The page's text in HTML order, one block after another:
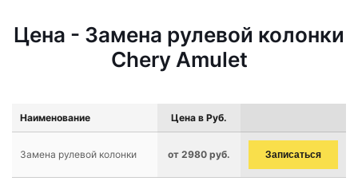
Цена - Замена рулевой колонки
Chery Amulet
Наименование Цена в Руб.
Замена рулевой колонки от 2980 руб. Записаться